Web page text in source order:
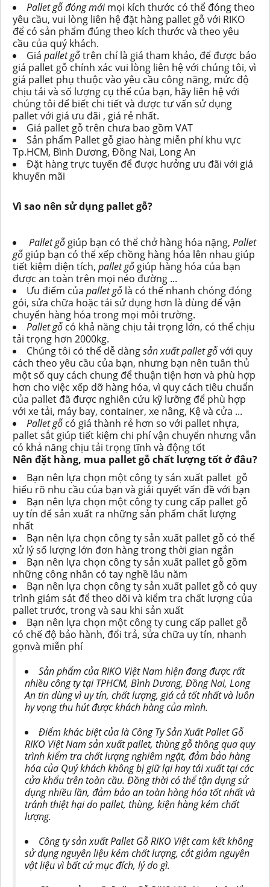
Pallet gỗ đóng mớimọi kích thước có thể đóng theo
yêu cầu, vui lòng liên hệ đặt hàng pallet gỗ với RIKO
để có sản phẩm đúng theo kích thước và theo yêu
cầu của quý khách.
Giá pallet gỗtrên chỉ là giá tham khảo, để được báo
giá pallet gỗ chính xác vui lòng liên hệ với chúng tôi, vì
giá pallet phụ thuộc vào yêu cầu công năng, mức độ
chịu tải và số lượng cụ thể của bạn, hãy liên hệ với
chúng tôi để biết chi tiết và được tư vấn sử dụng
pallet với giá ưu đãi , giá rẻ nhất.
Giá pallet gỗ trên chưa bao gồm VAT
Sản phẩm Pallet gỗ giao hàng miễn phí khu vực
Tp.HCM, Bình Dương, Đồng Nai, Long An
Đặt hàng trực tuyến để được hưởng ưu đãi với giá
khuyến mãi
Vì sao nên sử dụng pallet gỗ?
Pallet gỗ giúp bạn có thể chở hàng hóa nặng, Pallet
gỗ giúp bạn có thể xếp chồng hàng hóa lên nhau giúp
tiết kiệm diện tích, pallet gỗ giúp hàng hóa của bạn
được an toàn trên mọi nẻo đường ...
Ưu điểm của pallet gỗ là có thể nhanh chóng đóng
gói, sửa chữa hoặc tái sử dụng hơn là dùng để vận
chuyển hàng hóa trong mọi môi trường.
Pallet gỗ có khả năng chịu tải trọng lớn, có thể chịu
tải trọng hơn 2000kg.
Chúng tôi có thể dễ dàngsản xuất pallet gỗvới quy
cách theo yêu cầu của bạn, nhưng bạn nên tuân thủ
một số quy cách chung để thuận tiện hơn và phù hợp
hơn cho việc xếp dỡ hàng hóa, vì quy cách tiêu chuẩn
của pallet đã được nghiên cứu kỹ lưỡng để phù hợp
với xe tải, máy bay, container, xe nâng, Kệ và cửa ...
Pallet gỗ có giá thành rẻ hơn so với pallet nhựa,
pallet sắt giúp tiết kiệm chi phí vận chuyển nhưng vẫn
có khả năng chịu tải trọng tĩnh và động tốt
Nên đặt hàng, mua pallet gỗ chất lượng tốt ở đâu?
Bạn nên lựa chọn một công ty sản xuất pallet gỗ
hiểu rõ nhu cầu của bạn và giải quyết vấn đề với bạn
Bạn nên lựa chọn một công ty cung cấp pallet gỗ
uy tín để sản xuất ra những sản phẩm chất lượng
nhất
Bạn nên lựa chọn công ty sản xuất pallet gỗ có thể
xử lý số lượng lớn đơn hàng trong thời gian ngắn
Bạn nên lựa chọn công ty sản xuất pallet gỗ gồm
những công nhân có tay nghề lâu năm
Bạn nên lựa chọn công ty sản xuất pallet gỗ có quy
trình giám sát để theo dõi và kiểm tra chất lượng của
pallet trước, trong và sau khi sản xuất
Bạn nên lựa chọn một công ty cung cấp pallet gỗ
có chế độ bảo hành, đổi trả, sửa chữa uy tín, nhanh
gọnvà miễn phí
Sản phẩm của RIKO Việt Nam hiện đang được rất
nhiều công ty tại TPHCM, Bình Dương, Đồng Nai, Long
An tin dùng vì uy tín, chất lượng, giá cả tốt nhất và luôn
hy vọng thu hút được khách hàng của mình.
Điểm khác biệt của là Công Ty Sản Xuất Pallet Gỗ
RIKO Việt Nam sản xuất pallet, thùng gỗ thông qua quy
trình kiểm tra chất lượng nghiêm ngặt, đảm bảo hàng
hóa của Quý khách không bị giữ lại hay tái xuất tại các
cửa khẩu trên toàn cầu. Đồng thờicó thể tận dụng sử
dụng nhiều lần, đảm bảo an toàn hàng hóa tốt nhất và
tránh thiệt hại do pallet, thùng, kiện hàng kém chất
lượng.
Công ty sản xuất Pallet Gỗ RIKO Việt cam kết không
sử dụng nguyên liệu kém chất lượng, cắt giảm nguyên
vật liệu vì bất cứ mục đích, lý do gì.